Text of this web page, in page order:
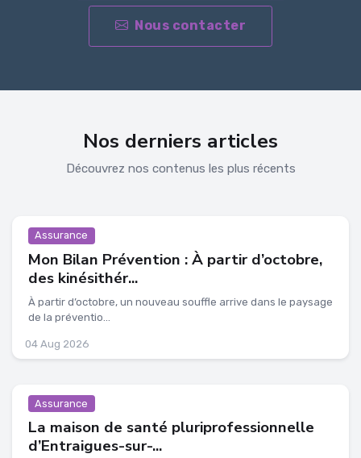
Nous contacter
Nos derniers articles
Découvrez nos contenus les plus récents
Assurance
Mon Bilan Prévention : À partir d’octobre,
des kinésithér...
À partir d’octobre, un nouveau souffle arrive dans le paysage
de la préventio...
04 Aug 2026
Assurance
La maison de santé pluriprofessionnelle
d’Entraigues-sur-...